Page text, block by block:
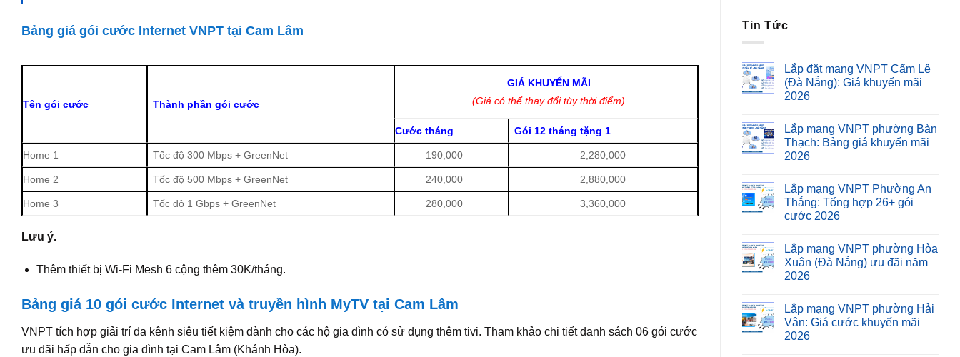
Bảng giá gói cước Internet VNPT tại Cam Lâm
Tên gói cước Thành phần gói cước
GIÁ KHUYẾN MÃI
(Giá có thể thay đổi tùy thời điểm)
Cước tháng Gói 12 tháng tặng 1
Home 1 Tốc độ 300 Mbps + GreenNet 190,000 2,280,000
Home 2 Tốc độ 500 Mbps + GreenNet 240,000 2,880,000
Home 3 Tốc độ 1 Gbps + GreenNet 280,000 3,360,000
Lưu ý.
Thêm thiết bị Wi-Fi Mesh 6 cộng thêm 30K/tháng.
Bảng giá 10 gói cước Internet và truyền hình MyTV tại Cam Lâm
VNPT tích hợp giải trí đa kênh siêu tiết kiệm dành cho các hộ gia đình có sử dụng thêm tivi. Tham khảo chi tiết danh sách 06 gói cước
ưu đãi hấp dẫn cho gia đình tại Cam Lâm (Khánh Hòa).
Tin Tức
Lắp đặt mạng VNPT Cẩm Lệ
(Đà Nẵng): Giá khuyến mãi
2026
Lắp mạng VNPT phường Bàn
Thạch: Bảng giá khuyến mãi
2026
Lắp mạng VNPT Phường An
Thắng: Tổng hợp 26+ gói
cước 2026
Lắp mạng VNPT phường Hòa
Xuân (Đà Nẵng) ưu đãi năm
2026
Lắp mạng VNPT phường Hải
Vân: Giá cước khuyến mãi
2026